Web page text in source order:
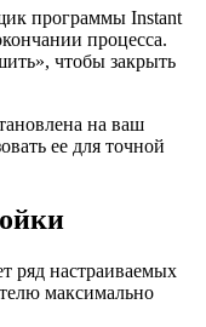
программы Instant
процесса.
чтобы закрыть
на ваш
ее для точной
ряд настраиваемых
максимально